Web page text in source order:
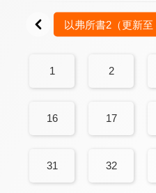
以弗所書2 （更新至
1 2
16 17
31 32